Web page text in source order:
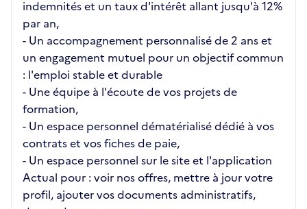
indemnités et un taux d'intérêt allant jusqu'à 12%
par an,
- Un accompagnement personnalisé de 2 ans et
un engagement mutuel pour un objectif commun
: l'emploi stable et durable
- Une équipe à l'écoute de vos projets de
formation,
- Un espace personnel dématérialisé dédié à vos
contrats et vos fiches de paie,
- Un espace personnel sur le site et l'application
Actual pour : voir nos offres, mettre à jour votre
profil, ajouter vos documents administratifs,